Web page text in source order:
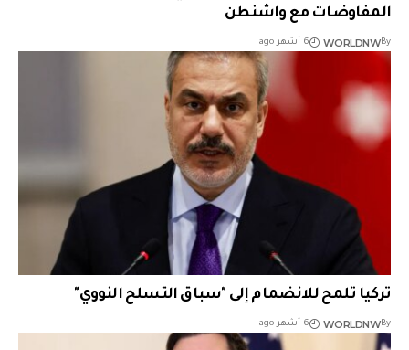
المفاوضات مع واشنطن
By
WORLDNW 6 أشهر ago
تركيا تلمح للانضمام إلى "سباق التسلح النووي"
By
WORLDNW 6 أشهر ago